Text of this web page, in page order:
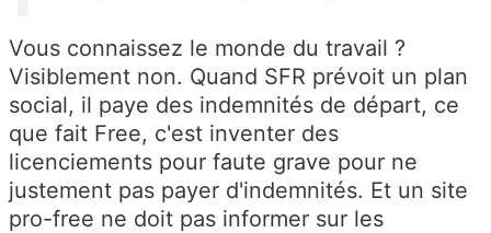
Vous connaissez le monde du travail ?
Visiblement non. Quand SFR prévoit un plan
social, il paye des indemnités de départ, ce
que fait Free, c'est inventer des
licenciements pour faute grave pour ne
justement pas payer d'indemnités. Et un site
pro-free ne doit pas informer sur les